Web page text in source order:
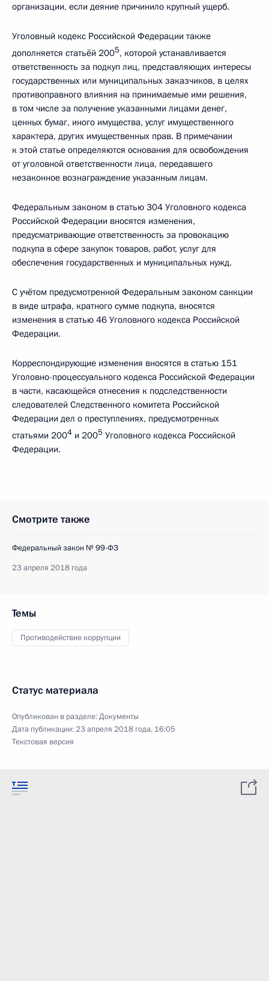
организации, если деяние причинило крупный ущерб.
Уголовный кодекс Российской Федерации также
дополняется статьёй 2005, которой устанавливается
ответственность за подкуп лиц, представляющих интересы
государственных или муниципальных заказчиков, в целях
противоправного влияния на принимаемые ими решения,
в том числе за получение указанными лицами денег,
ценных бумаг, иного имущества, услуг имущественного
характера, других имущественных прав. В примечании
к этой статье определяются основания для освобождения
от уголовной ответственности лица, передавшего
незаконное вознаграждение указанным лицам.
Федеральным законом в статью 304 Уголовного кодекса
Российской Федерации вносятся изменения,
предусматривающие ответственность за провокацию
подкупа в сфере закупок товаров, работ, услуг для
обеспечения государственных и муниципальных нужд.
С учётом предусмотренной Федеральным законом санкции
в виде штрафа, кратного сумме подкупа, вносятся
изменения в статью 46 Уголовного кодекса Российской
Федерации.
Корреспондирующие изменения вносятся в статью 151
Уголовно-процессуального кодекса Российской Федерации
в части, касающейся отнесения к подследственности
следователей Следственного комитета Российской
Федерации дел о преступлениях, предусмотренных
статьями 2004 и 2005 Уголовного кодекса Российской
Федерации.
Смотрите также
Федеральный закон № 99-ФЗ
23 апреля 2018 года
Темы
Противодействие коррупции
Статус материала
Опубликован в разделе:Документы
Дата публикации:23 апреля 2018 года, 16:05
Текстовая версия